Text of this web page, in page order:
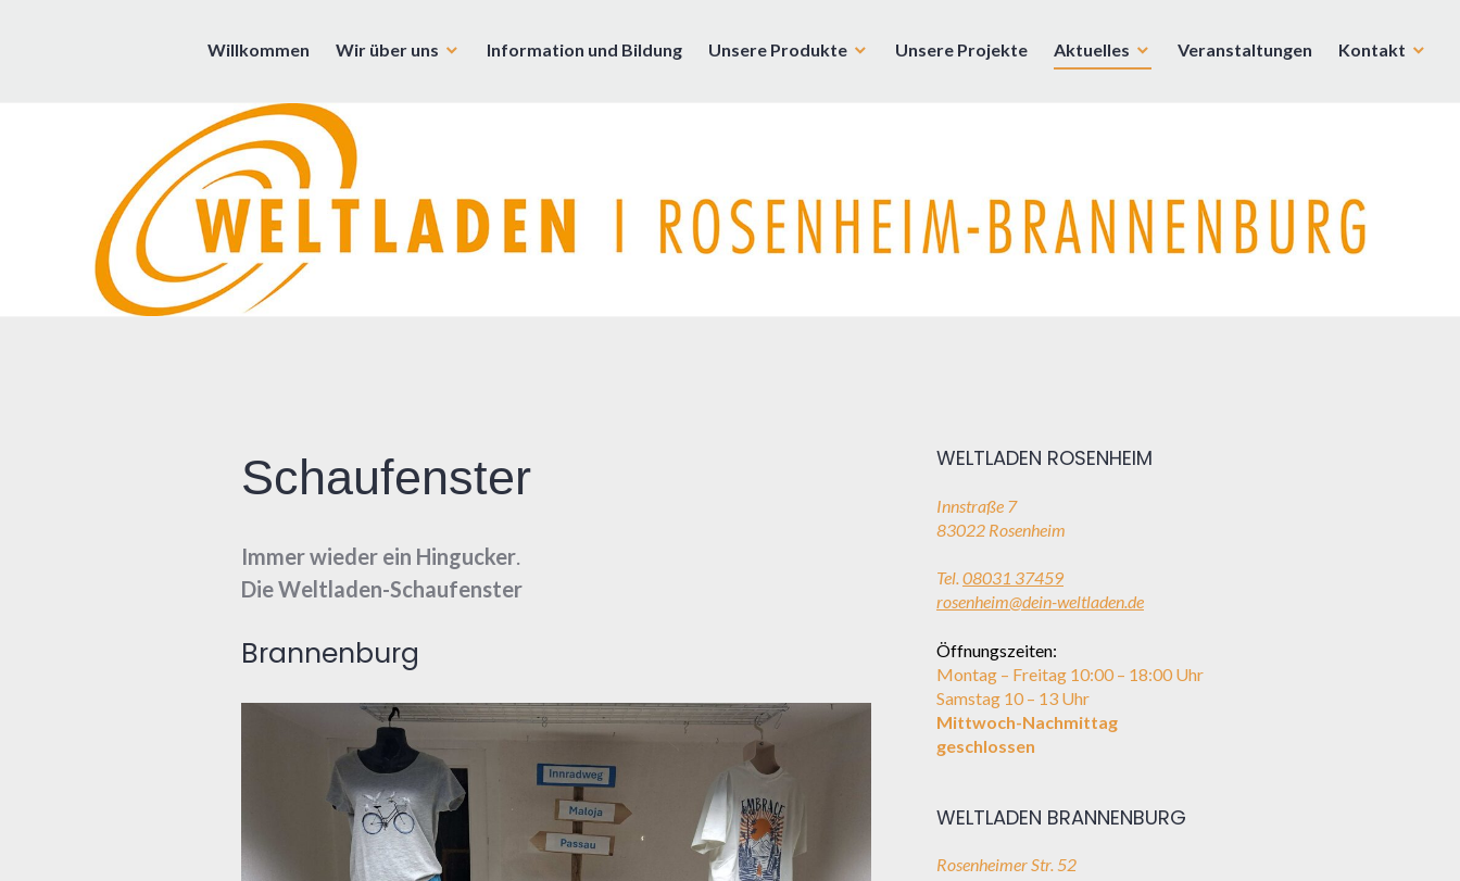
Weltladen | Rosenheim | Brannenburg
Willkommen Wir über uns Information und Bildung Unsere Produkte Unsere Projekte Aktuelles Veranstaltungen Kontakt
Schaufenster
Immer wieder ein Hingucker.
Die Weltladen-Schaufenster
Brannenburg
WELTLADEN ROSENHEIM
Innstraße 7
83022 Rosenheim
Tel.08031 37459
rosenheim@dein-weltladen.de
Öffnungszeiten:
Montag – Freitag 10:00 – 18:00 Uhr
Samstag 10 – 13 Uhr
Mittwoch-Nachmittag
geschlossen
WELTLADEN BRANNENBURG
Rosenheimer Str. 52